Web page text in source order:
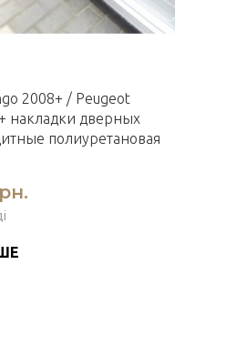
2008+ / Peugeot
накладки дверных
полиуретановая